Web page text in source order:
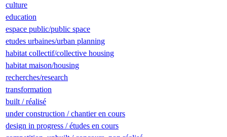
culture
education
espace public/public space
etudes urbaines/urban planning
habitat collectif/collective housing
habitat maison/housing
recherches/research
transformation
built / réalisé
under construction / chantier en cours
design in progress / études en cours